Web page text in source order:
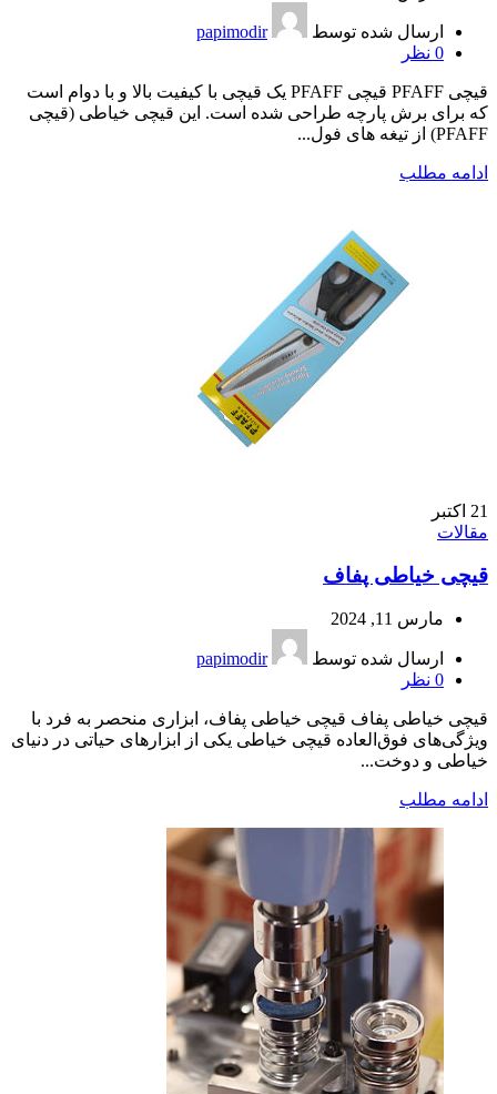
ارسال شده توسط
papimodir
0 نظر
قیچی PFAFF قیچی PFAFF یک قیچی با کیفیت بالا و با دوام است
که برای برش پارچه طراحی شده است. این قیچی خیاطی (قیچی
PFAFF) از تیغه های فول...
ادامه مطلب
21 اکتبر
مقالات
قیچی خیاطی پفاف
مارس 11, 2024
ارسال شده توسط
papimodir
0 نظر
قیچی خیاطی پفاف قیچی خیاطی پفاف، ابزاری منحصر به فرد با
ویژگی‌های فوق‌العاده قیچی خیاطی یکی از ابزارهای حیاتی در دنیای
خیاطی و دوخت...
ادامه مطلب